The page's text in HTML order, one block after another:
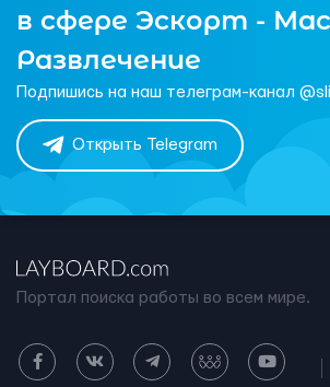
в сфере Эскорт -
Развлечение
Подпишись на наш телеграм-канал
Открыть Telegram
Портал поиска работы во всем мире.